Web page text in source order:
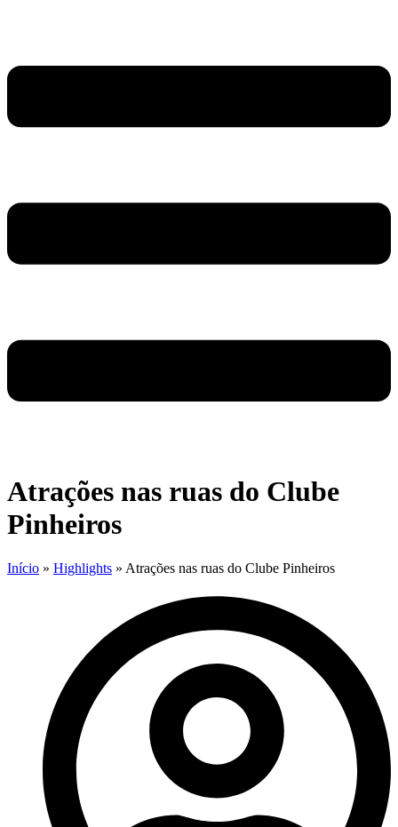
Atrações nas ruas do Clube
Pinheiros
Início » Highlights » Atrações nas ruas do Clube Pinheiros